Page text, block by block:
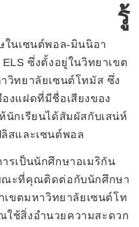
รู้
ในเซนต์พอล-มินนิอา
ซึ่งตั้งอยู่ในวิทยาเขต
วิทยาลัยเซนต์โทมัส ซึ่ง
งแฝดที่มีชื่อเสียงของ
นักเรียนได้สัมผัสกับเสน่ห์
สและเซนต์พอล
รเป็นนักศึกษาอเมริกัน
ณะที่คุณติดต่อกับนักศึกษา
เขตมหาวิทยาลัยเซนต์โท
ช้สิ่งอำนวยความสะดวก